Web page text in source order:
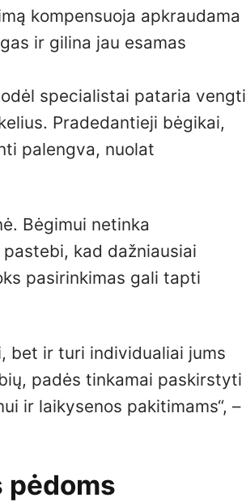
kompensuoja apkraudama
ir gilina jau esamas
specialistai pataria vengti
Pradedantieji bėgikai,
palengva, nuolat
Bėgimui netinka
kad dažniausiai
pasirinkimas gali tapti
bet ir turi individualiai jums
padės tinkamai paskirstyti
ir laikysenos pakitimams“, –
pėdoms